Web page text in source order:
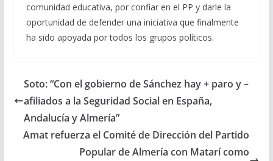
comunidad educativa, por confiar en el PP y darle la
oportunidad de defender una iniciativa que finalmente
ha sido apoyada por todos los grupos políticos.
Soto: “Con el gobierno de Sánchez hay + paro y –
afiliados a la Seguridad Social en España,
Andalucía y Almería”
Amat refuerza el Comité de Dirección del Partido
Popular de Almería con Matarí como